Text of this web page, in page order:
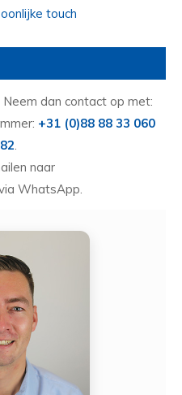
touch
dan contact op met:
+31 (0)88 88 33 060
naar
WhatsApp.